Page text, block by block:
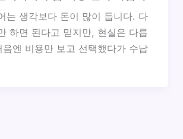
는 생각보다 돈이 많이 듭니다. 다
하면 된다고 믿지만, 현실은 다릅
엔 비용만 보고 선택했다가 수납